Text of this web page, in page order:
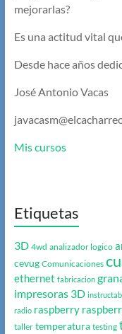
mejorarlas?
Es una actitud vital
Desde hace años
José Antonio Vacas
Mis cursos
Etiquetas
3D 4wd analizador logico
cevug Comunicaciones
ethernet fabricacion
impresoras 3D
radio raspberry
taller temperatura testing